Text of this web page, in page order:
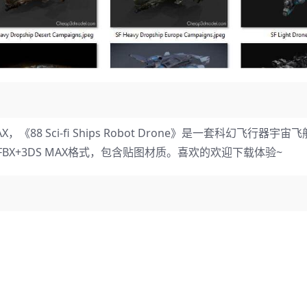
，《88 Sci-fi Ships Robot Drone》是一套科幻飞行器宇宙飞
MAX格式，包含贴图材质。喜欢的欢迎下载体验~